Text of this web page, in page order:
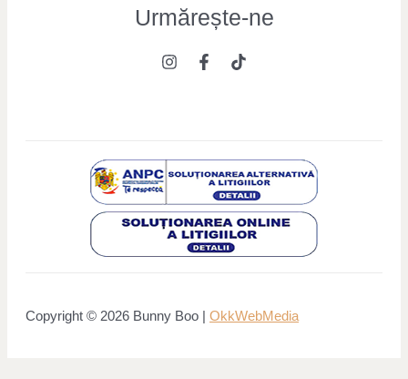
Urmărește-ne
Copyright © 2026 Bunny Boo | OkkWebMedia